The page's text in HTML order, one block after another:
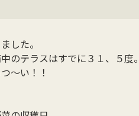
した。
のテラスはすでに３１、５度。
～い！！